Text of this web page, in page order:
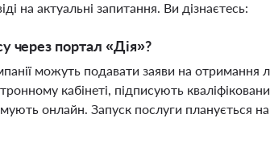
на актуальні запитання. Ви дізнаєтесь:
через портал «Дія»?
можуть подавати заяви на отримання
кабінеті, підписують
онлайн. Запуск послуги планується